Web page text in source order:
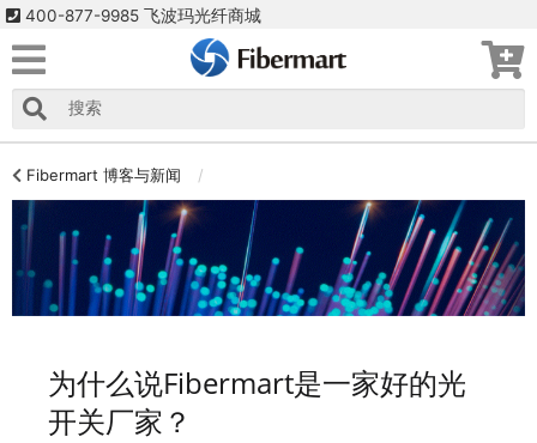
400-877-9985 飞波玛光纤商城
Fibermart 博客与新闻
为什么说Fibermart是一家好的光
开关厂家？